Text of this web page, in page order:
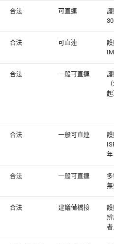
合法 可直連
合法 可直連
合法 一般可直連
合法 一般可直連
年
合法 一般可直連
合法 建議備橋接